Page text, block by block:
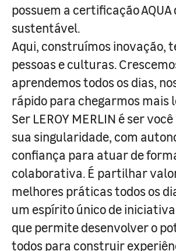
possuem a certificação AQUA
sustentável.
Aqui, construímos inovação,
pessoas e culturas.
aprendemos todos os dias,
rápido para chegarmos mais
Ser LEROY MERLIN é ser
sua singularidade, com
confiança para atuar de
colaborativa. É partilhar
melhores práticas todos os
um espírito único de
que permite desenvolver o
todos para construir